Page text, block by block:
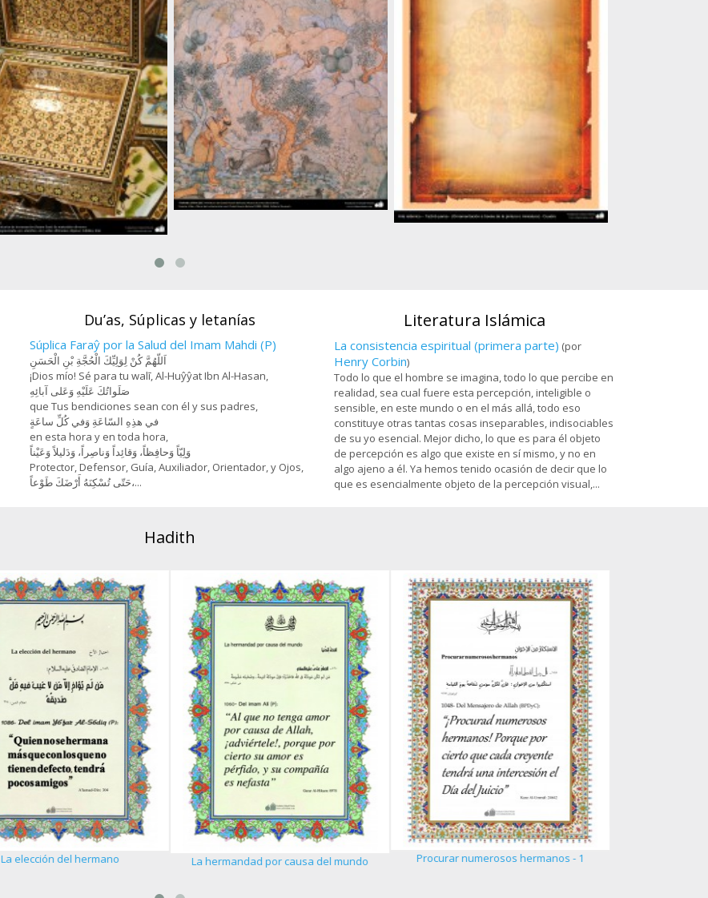
Du’as, Súplicas y letanías
Súplica Faraŷ por la Salud del Imam Mahdi (P)
اَللّهُمَّ كُنْ لِوَلِيِّكَ الْحُجَّةِ بْنِ الْحَسَنِ
¡Dios mío! Sé para tu walī, Al-Huŷŷat Ibn Al-Hasan,
صَلَواتُكَ عَلَيْهِ وَعَلى آبائِهِ
que Tus bendiciones sean con él y sus padres,
في هذِهِ السّاعَةِ وَفي كُلِّ ساعَةٍ
en esta hora y en toda hora,
وَلِيّاً وَحافِظاً، وَقائِداً ‏وَناصِراً، وَدَليلاً وَعَيْناً
Protector, Defensor, Guía, Auxiliador, Orientador, y Ojos,
حَتّى تُسْكِنَهُ أَرْضَكَ طَوْعاً،...
Literatura Islámica
La consistencia espiritual (primera parte) (por
Henry Corbin)
Todo lo que el hombre se imagina, todo lo que percibe en
realidad, sea cual fuere esta percepción, inteligible o
sensible, en este mundo o en el más allá, todo eso
constituye otras tantas cosas inseparables, indisociables
de su yo esencial. Mejor dicho, lo que es para él objeto
de percepción es algo que existe en sí mismo, y no en
algo ajeno a él. Ya hemos tenido ocasión de decir que lo
que es esencialmente objeto de la percepción visual,...
Hadith
La elección del hermano La hermandad por causa del mundo Procurar numerosos hermanos - 1